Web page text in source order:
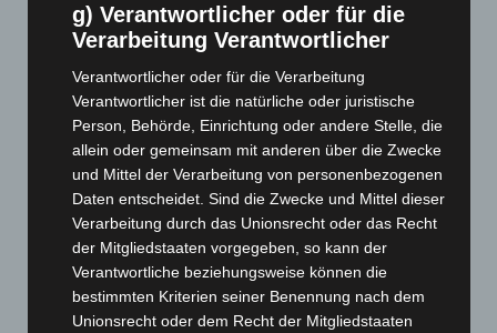
April 2021(163)
März 2021(228)
Februar 2021(189)
Januar 2021 (192)
Dezember 2020(182)
November 2020
(163)
Oktober 2020(158)
September 2020(138)
Juli 2020 (1)
November 2019(1)
g) Verantwortlicher oder für die
Verarbeitung Verantwortlicher
Verantwortlicher oder für die Verarbeitung
Verantwortlicher ist die natürliche oder juristische
Person, Behörde, Einrichtung oder andere Stelle, die
allein oder gemeinsam mit anderen über die Zwecke
und Mittel der Verarbeitung von personenbezogenen
Daten entscheidet. Sind die Zwecke und Mittel dieser
Verarbeitung durch das Unionsrecht oder das Recht
der Mitgliedstaaten vorgegeben, so kann der
Verantwortliche beziehungsweise können die
bestimmten Kriterien seiner Benennung nach dem
Unionsrecht oder dem Recht der Mitgliedstaaten